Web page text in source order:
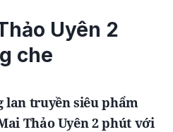
Uyên 2
che
lan truyền siêu phẩm
Thảo Uyên 2 phút với